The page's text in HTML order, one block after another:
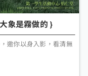
象是霧做的 }
邀你以身入影，看清無